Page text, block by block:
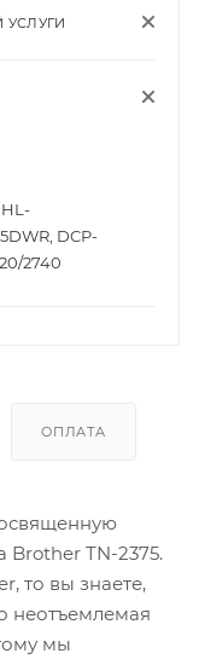
DCP-
2740
ОПЛАТА
Brother TN-2375.
то вы знаете,
неотъемлемая
мы